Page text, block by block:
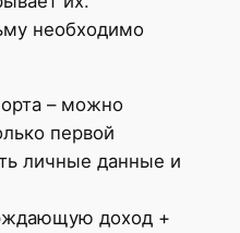
необходимо
– можно
первой
личные данные и
доход +